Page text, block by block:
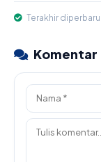
Terakhir
Komentar